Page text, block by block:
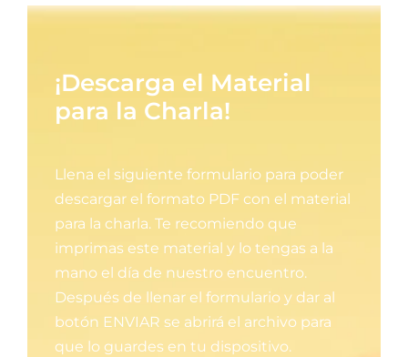
¡Descarga el Material
para la Charla!
Llena el siguiente formulario para poder
descargar el formato PDF con el material
para la charla. Te recomiendo que
imprimas este material y lo tengas a la
mano el día de nuestro encuentro.
Después de llenar el formulario y dar al
botón ENVIAR se abrirá el archivo para
que lo guardes en tu dispositivo.